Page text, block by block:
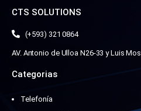
CTS SOLUTIONS
(+593) 321 0864
AV. Antonio de Ulloa N26-33 y Luis
Categorias
Telefonía